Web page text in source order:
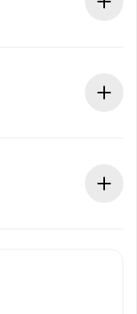
cargo y te